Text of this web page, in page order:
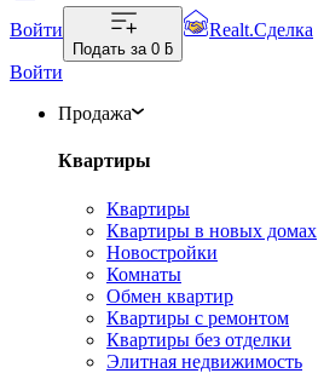
Войти
Подать за 0 ƃ
Realt.Сделка
Войти
Продажа
Квартиры
Квартиры
Квартиры в новых домах
Новостройки
Комнаты
Обмен квартир
Квартиры с ремонтом
Квартиры без отделки
Элитная недвижимость